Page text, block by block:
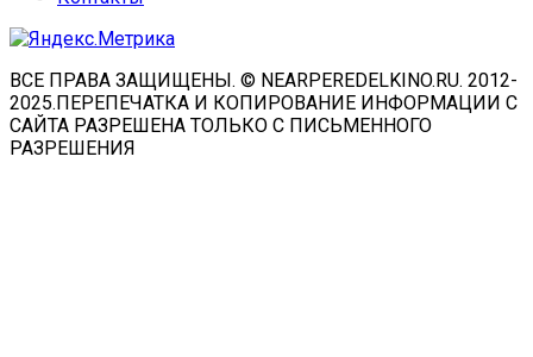
ВСЕ ПРАВА ЗАЩИЩЕНЫ. © NEARPEREDELKINO.RU. 2012-
2025.ПЕРЕПЕЧАТКА И КОПИРОВАНИЕ ИНФОРМАЦИИ С
САЙТА РАЗРЕШЕНА ТОЛЬКО С ПИСЬМЕННОГО
РАЗРЕШЕНИЯ